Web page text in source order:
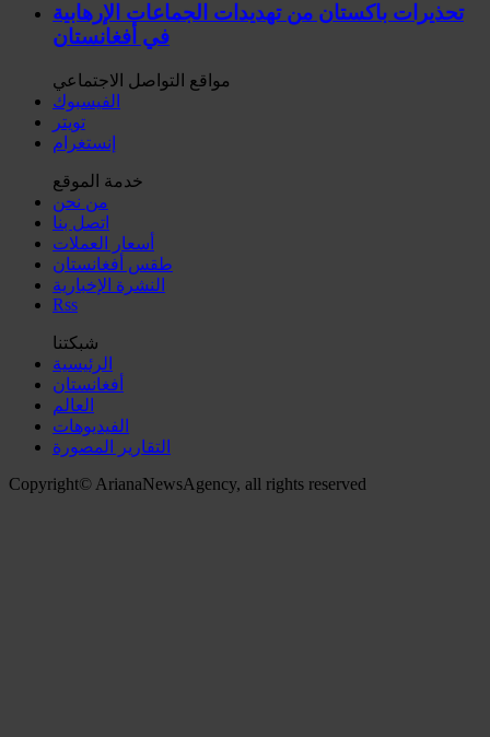
تحذيرات باكستان من تهديدات الجماعات الإرهابية
في أفغانستان
مواقع التواصل الاجتماعي
الفيسبوك
تويتر
إنستغرام
خدمة الموقع
من نحن
اتصل بنا
أسعار العملات
طقس أفغانستان
النشرة الإخبارية
Rss
شبكتنا
الرئيسية
أفغانستان
العالم
الفیدیوهات
التقاریر المصورة
Copyright© ArianaNewsAgency, all rights reserved